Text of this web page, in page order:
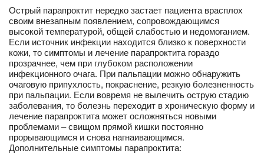
Острый парапроктит нередко застает пациента врасплох
своим внезапным появлением, сопровождающимся
высокой температурой, общей слабостью и недомоганием.
Если источник инфекции находится близко к поверхности
кожи, то симптомы и лечение парапроктита гораздо
прозрачнее, чем при глубоком расположении
инфекционного очага. При пальпации можно обнаружить
очаговую припухлость, покраснение, резкую болезненность
при пальпации. Если вовремя не вылечить острую стадию
заболевания, то болезнь переходит в хроническую форму и
лечение парапроктита может осложняться новыми
проблемами – свищом прямой кишки постоянно
прорывающимся и снова нагнаивающимся.
Дополнительные симптомы парапроктита: